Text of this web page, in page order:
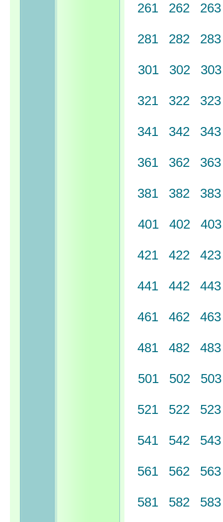
261 262
281 282
301 302
321 322
341 342
361 362
381 382
401 402
421 422
441 442
461 462
481 482
501 502
521 522
541 542
561 562
581 582